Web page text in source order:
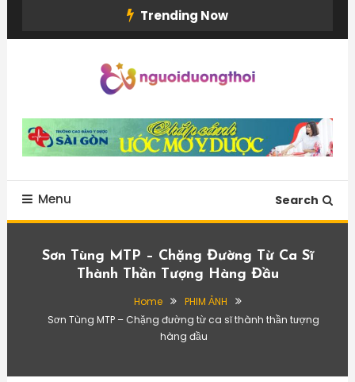
Trending Now
Menu Search
Sơn Tùng MTP – Chặng Đường Từ Ca Sĩ
Thành Thần Tượng Hàng Đầu
Home
PHIM ẢNH
Sơn Tùng MTP – Chặng đường từ ca sĩ thành thần tượng
hàng đầu